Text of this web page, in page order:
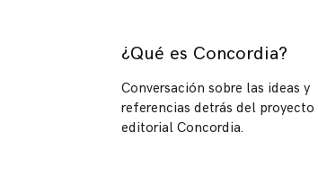
¿Qué es Concordia?
Conversación sobre las ideas y
referencias detrás del proyecto
editorial Concordia.